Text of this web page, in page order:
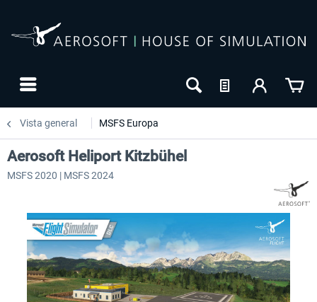
Vista general MSFS Europa
Aerosoft Heliport Kitzbühel
MSFS 2020 | MSFS 2024